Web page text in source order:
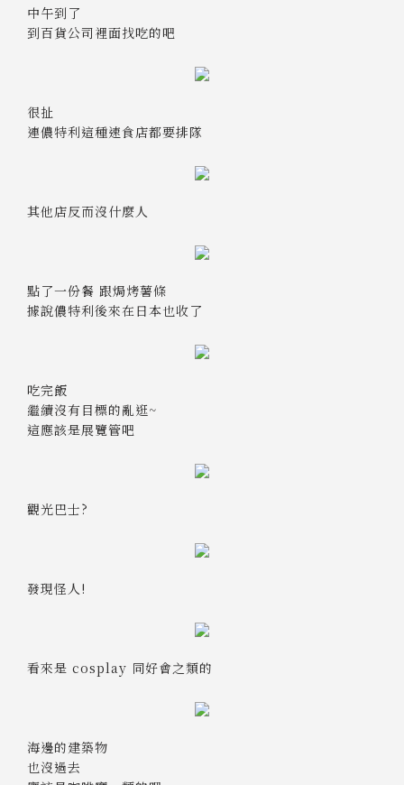
中午到了
到百貨公司裡面找吃的吧
很扯
連儂特利這種速食店都要排隊
其他店反而沒什麼人
點了一份餐 跟焗烤薯條
據說儂特利後來在日本也收了
吃完飯
繼續沒有目標的亂逛~
這應該是展覽管吧
觀光巴士?
發現怪人!
看來是 cosplay 同好會之類的
海邊的建築物
也沒過去